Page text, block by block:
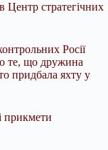
Центр стратегічних
Росії
те, що дружина
придбала яхту у
прикмети